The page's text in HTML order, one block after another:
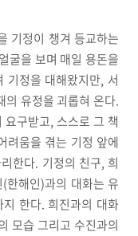
기정이 챙겨 등교하는
굴을 보며 매일 용돈을
기정을 대해왔지만, 서
의 유정을 괴롭혀 온다.
구받고, 스스로 그 책
려움을 겪는 기정 앞에
한다. 기정의 친구, 희
한해인)과의 대화는 유
한다. 희진과의 대화
모습 그리고 수진과의